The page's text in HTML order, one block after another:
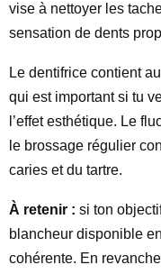
vise à nettoyer les
sensation de dents
Le dentifrice contient
qui est important si tu
l’effet esthétique. Le
le brossage régulier
caries et du tartre.
À retenir : si ton
blancheur disponible
cohérente. En